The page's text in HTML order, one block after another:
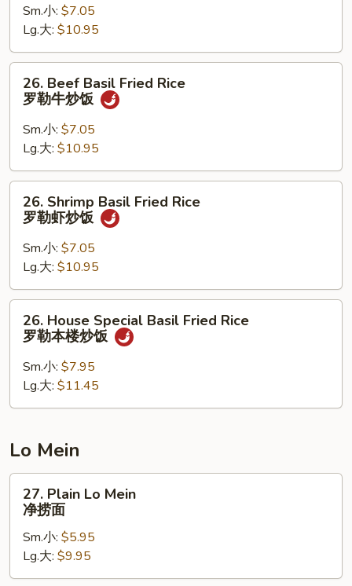
Fried
Rice
罗
勒
Sm.小: $7.05
Lg.大: $10.95
Beef
Basil
Fried
Rice
罗
勒
26. Beef Basil Fried Rice
罗勒牛炒饭
Sm.小: $7.05
Lg.大: $10.95
Shrimp
Basil
Fried
Rice
罗
勒
26. Shrimp Basil Fried Rice
罗勒虾炒饭
Sm.小: $7.05
Lg.大: $10.95
House
Special
Basil
Fried
Rice
勒
本
楼
26. House Special Basil Fried Rice
罗勒本楼炒饭
Sm.小: $7.95
Lg.大: $11.45
Lo Mein
Plain
Lo
Mein
捞
27. Plain Lo Mein
净捞面
Sm.小: $5.95
Lg.大: $9.95